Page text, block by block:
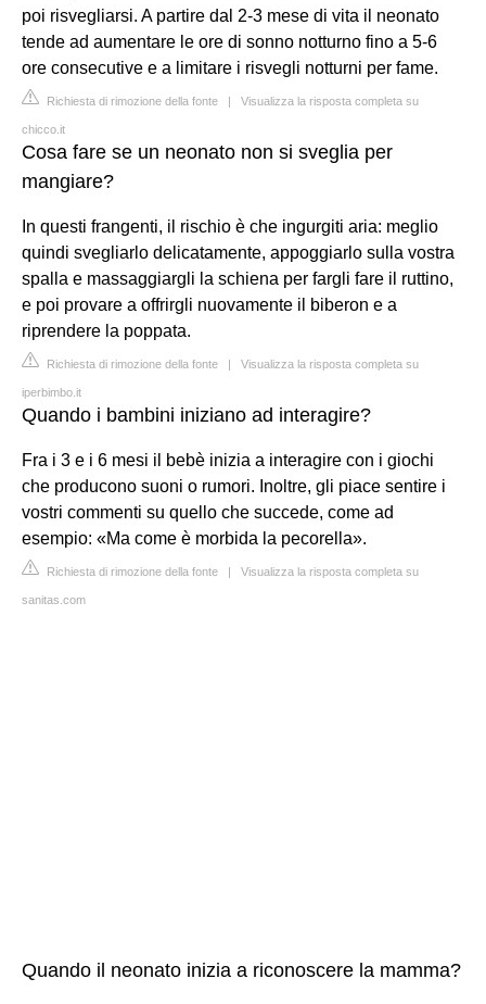
poi risvegliarsi. A partire dal 2-3 mese di vita il neonato
tende ad aumentare le ore di sonno notturno fino a 5-6
ore consecutive e a limitare i risvegli notturni per fame.
Richiesta di rimozione della fonte | Visualizza la risposta completa su
chicco.it
Cosa fare se un neonato non si sveglia per
mangiare?
In questi frangenti, il rischio è che ingurgiti aria: meglio
quindi svegliarlo delicatamente, appoggiarlo sulla vostra
spalla e massaggiargli la schiena per fargli fare il ruttino,
e poi provare a offrirgli nuovamente il biberon e a
riprendere la poppata.
Richiesta di rimozione della fonte | Visualizza la risposta completa su
iperbimbo.it
Quando i bambini iniziano ad interagire?
Fra i 3 e i 6 mesi il bebè inizia a interagire con i giochi
che producono suoni o rumori. Inoltre, gli piace sentire i
vostri commenti su quello che succede, come ad
esempio: «Ma come è morbida la pecorella».
Richiesta di rimozione della fonte | Visualizza la risposta completa su
sanitas.com
Quando il neonato inizia a riconoscere la mamma?